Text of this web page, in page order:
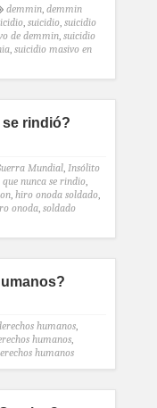
demmin demmin
suicidio suicidio
de demmin suicidio
suicidio masivo en
rindió?
Mundial Insólito
que nunca se rindio
hiro onoda soldado
onoda soldado
humanos,
humanos,
humanos